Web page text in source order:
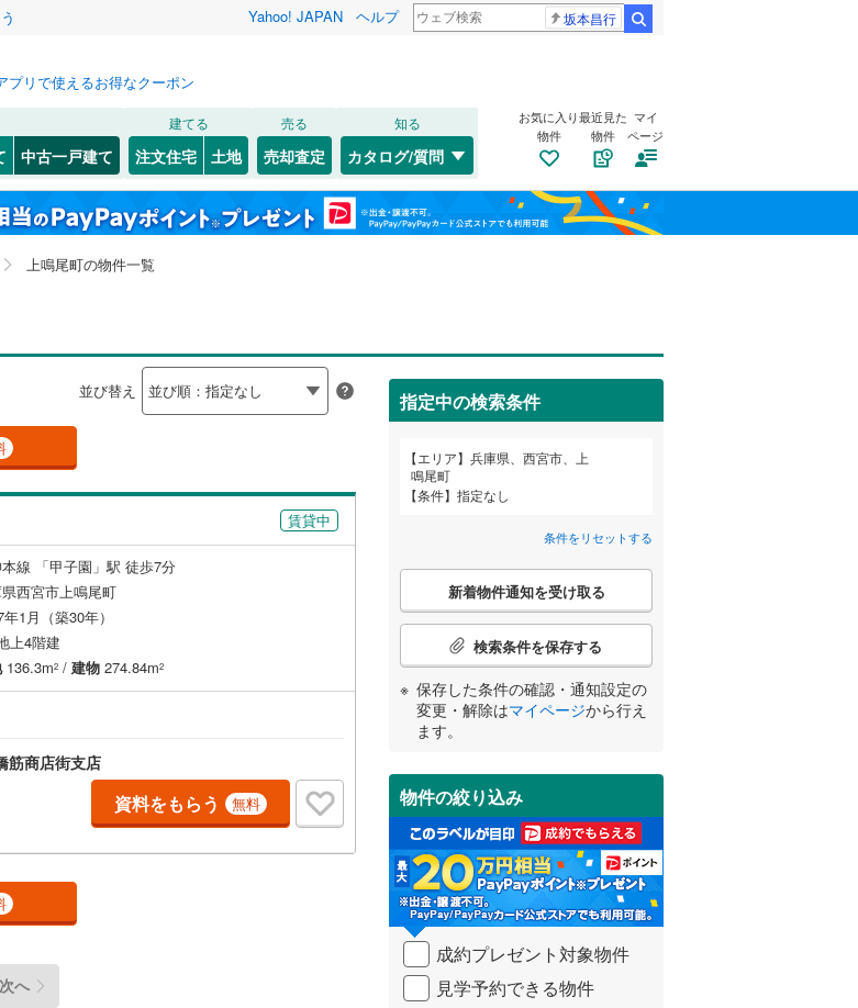
Yahoo! JAPAN ヘルプ 坂本昌行
プリで使えるお得なクーポン
中古一戸建て
建てる
注文住宅 土地
売る
売却査定
知る
カタログ/質問
お気に入り
物件
最近見た
物件
マイ
ページ
上鳴尾町の物件一覧
並び替え
賃貸中
線 「甲子園」駅 徒歩7分
西宮市上鳴尾町
年1月（築30年）
上4階建
136.3m2 / 建物 274.84m2
商店街支店
資料をもらう 無料
次へ
指定中の検索条件
エリア
兵庫県、西宮市、上
鳴尾町
条件
指定なし
条件をリセットする
こ
検
条
件
受
け
取
る
・
条
件
を
イ
ペ
新着物件通知を受け取る
検索条件を保存する
保存した条件の確認・通知設定の
変更・解除はマイページから行え
ます。
物件の絞り込み
成約プレゼント対象物件
見学予約できる物件
宮城 秋田 山形 福島
埼玉 千葉
三重
岡山 広島 山口
愛媛 高知
長崎 鹿児島 沖縄
灘区(48) 兵庫区(10)
須磨区(48) 垂水区(103)
中央区(
洲本市 芦屋市(30)
相生市(9) 豊岡市(6)
西脇市(12)
三木市(7) 高砂市(16)
小野市(1)
丹波篠山市 (0)
南あわじ市 朝来市(6)
宍粟市(5 加東市(10)
多可郡多可町(6)
加古郡播磨町
神崎郡神河町 (0 ) 揖保郡太子町(11
佐用郡佐用町(2) 美方郡香美町(0 )
上鳴尾町(1) 愛宕山(1)
今津曙町(1) 上ケ原九番町(1)
上ケ原七番町
大谷町(1) 神楽町(1)
上大市(3) 上甲東園(4)
苦楽園三番町(
甲子園九番町 甲子園五番町(1)
甲子園洲鳥町 甲子園六石町(3)
甲陽園山王町(2)
甲陽園東山町(2) 甲陽園本庄町(3)
小曽根町
小松町(1) 五月ケ丘(4)
下大市東町(2) 城山(1)
高座町(1) 田代町(1)
津門宝津町( 1
仁川百合野町 1 )
能登町(4)
福知山線(0) 山陽本線（JR西日本）(
播但線(0) 姫新線(0)
山陰本線(0) 東西線(0)
阪急今津線(0 阪急伊丹線(0)
阪急宝塚本線(0) 阪神本線(1)
能勢電鉄妙見線(0 )
神戸電鉄三田線(0) 神戸電鉄粟生線(
山陽電鉄本線(0)
神戸高速線（南北線） 神戸新交通ポートアイランド線
神戸新交通六甲アイランド線 北条鉄道(0)
京都丹後鉄道宮豊線
ム
築古・築30年以上（0）
ビルトインガレージ（0） 太陽光発電システム（0）
防犯カメラ（ 0）
）
）
平屋・1階建て 3階建て以上（1）
0）
小学校まで1km以内（0）
角地（0） 南道路（0）
検索条件を保存しました
着物件通知は、 マイページから設定できます。
保存した条件を見る
県、西宮市、上鳴尾町
検索条件を保存する
マイページ
お気に入りリストを見る
閉じる
お気に入りリストを見る
閉じる